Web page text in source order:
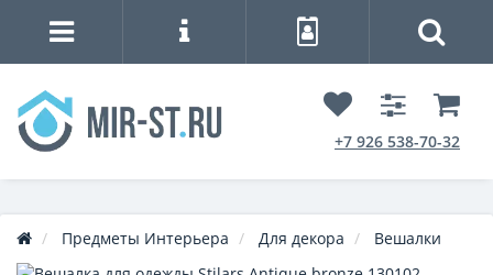
+7 926 538-70-32
Предметы Интерьера Для декора Вешалки